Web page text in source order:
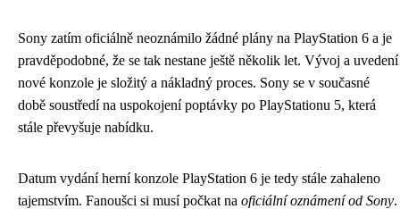
Sony zatím oficiálně neoznámilo žádné plány na PlayStation 6 a je
pravděpodobné, že se tak nestane ještě několik let. Vývoj a uvedení
nové konzole je složitý a nákladný proces. Sony se v současné
době soustředí na uspokojení poptávky po PlayStationu 5, která
stále převyšuje nabídku.
Datum vydání herní konzole PlayStation 6 je tedy stále zahaleno
tajemstvím. Fanoušci si musí počkat na oficiální oznámení od Sony.